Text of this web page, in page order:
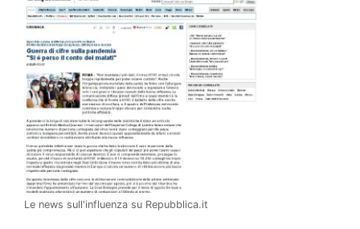
Le news sull'influenza su Repubblica.it